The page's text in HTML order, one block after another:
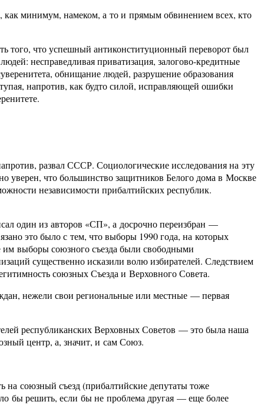
минимум, намеком, а то и прямым обвинением всех, кто
того, что успешный антиконституционный переворот был
несправедливая приватизация, залогово-кредитные
обнищание людей, разрушение образования
напротив, как будто силой, исправляющей ошибки
развал СССР. Социологические исследования на эту
что большинство защитников Белого дома в Москве
независимости прибалтийских республик.
один из авторов «СП», а досрочно переизбран —
это было с тем, что выборы 1990 года, на которых
им выборы союзного съезда были свободными
существенно исказили волю избирателей. Следствием
союзных Съезда и Верховного Совета.
нежели свои региональные или местные — первая
республиканских Верховных Советов — это была наша
центр, а, значит, и сам Союз.
на союзный съезд (прибалтийские депутаты тоже
бы решить, если бы не проблема другая — еще более